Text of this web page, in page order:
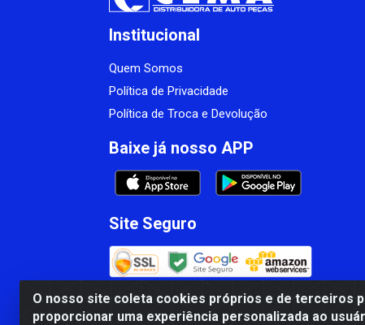
O nosso site coleta cookies próprios e de terceiros
proporcionar uma experiência personalizada ao
Institucional
Quem Somos
Política de Privacidade
Política de Troca e Devolução
Baixe já nosso APP
Site Seguro